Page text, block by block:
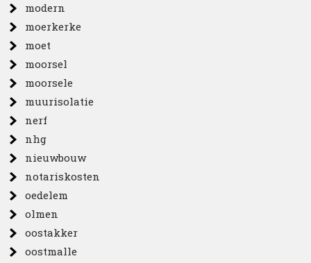
modern
moerkerke
moet
moorsel
moorsele
muurisolatie
nerf
nhg
nieuwbouw
notariskosten
oedelem
olmen
oostakker
oostmalle